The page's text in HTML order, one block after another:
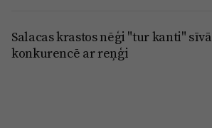
Salacas krastos nēģi "tur kanti" sīvā
konkurencē ar reņģi